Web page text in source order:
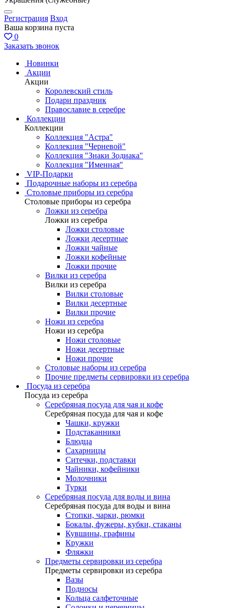
Регистрация Вход
Ваша корзина пуста
0
Заказать звонок
Новинки
Акции
Акции
Королевский стиль
Подари праздник
Православие в серебре
Коллекции
Коллекции
Коллекция "Астра"
Коллекция "Черневой"
Коллекция "Знаки Зодиака"
Коллекция "Именная"
VIP-Подарки
Подарочные наборы из серебра
Столовые приборы из серебра
Столовые приборы из серебра
Ложки из серебра
Ложки из серебра
Ложки столовые
Ложки десертные
Ложки чайные
Ложки кофейные
Ложки прочие
Вилки из серебра
Вилки из серебра
Вилки столовые
Вилки десертные
Вилки прочие
Ножи из серебра
Ножи из серебра
Ножи столовые
Ножи десертные
Ножи прочие
Столовые наборы из серебра
Прочие предметы сервировки из серебра
Посуда из серебра
Посуда из серебра
Серебряная посуда для чая и кофе
Серебряная посуда для чая и кофе
Чашки, кружки
Подстаканники
Блюдца
Сахарницы
Ситечки, подставки
Чайники, кофейники
Молочники
Турки
Серебряная посуда для воды и вина
Серебряная посуда для воды и вина
Стопки, чарки, рюмки
Бокалы, фужеры, кубки, стаканы
Кувшины, графины
Кружки
Фляжки
Предметы сервировки из серебра
Предметы сервировки из серебра
Вазы
Подносы
Кольца салфеточные